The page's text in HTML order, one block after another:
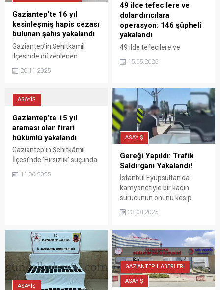
Gaziantep’te 16 yıl
kesinleşmiş hapis cezası
bulunan şahıs yakalandı
Gaziantep’in Şehitkamil
ilçesinde düzenlenen
kesinleşmiş hapis cezası
20.11.2025
49 ilde tefecilere ve
dolandırıcılara
operasyon: 146 şüpheli
yakalandı
49 ilde tefecilere ve
dolandırıcılara yönelik
düzenlenen operasyonlarda
Operasyonlar sonucu sahte
altın atölyesi deşifre edildi.
15.05.2025
ASAYİŞ
Gaziantep’te 15 yıl
araması olan firari
hükümlü yakalandı
Gaziantep’in Şehitkâmil
İlçesi’nde ‘Hırsızlık’ suçunda
cezası ile aranan firari
11.06.2025
ASAYİŞ
Gereği Yapıldı: Trafik
Saldırganı Yakalandı!
İstanbul Eyüpsultan’da
kamyonetiyle bir kadın
sürücünün önünü kesip
saldıran ve hakaretlerde
görüntüler sosyal medyada
gündem olmuştu.
23.08.2025
ASAYİŞ
GAZİANTEP HABERLERİ
ASAYİŞ